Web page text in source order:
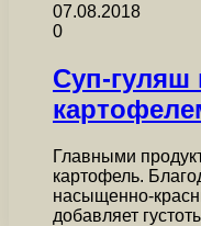
07.08.2018
0
Суп-гуляш
Главными
картофель.
насыщенно-
добавляет